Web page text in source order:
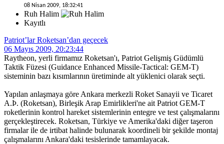
08 Nisan 2009, 18:32:41
Ruh Halim
Kayıtlı
Patriot’lar Roketsan’dan geçecek
06 Mayıs 2009, 20:23:44
Raytheon, yerli firmamız Roketsan'ı, Patriot Gelişmiş Güdümlü
Taktik Füzesi (Guidance Enhanced Missile-Tactical: GEM-T)
sisteminin bazı kısımlarının üretiminde alt yüklenici olarak seçti.
Yapılan anlaşmaya göre Ankara merkezli Roket Sanayii ve Ticaret
A.Þ. (Roketsan), Birleşik Arap Emirlikleri'ne ait Patriot GEM-T
roketlerinin kontrol hareket sistemlerinin entegre ve test çalışmalarını
gerçekleştirecek. Roketsan, Türkiye ve Amerika'daki diğer taşeron
firmalar ile de irtibat halinde bulunarak koordineli bir şekilde montaj
çalışmalarını Ankara'daki tesislerinde tamamlayacak.